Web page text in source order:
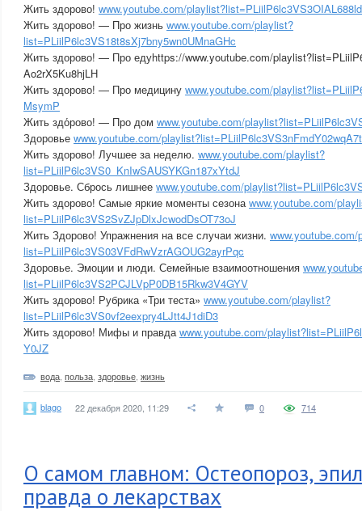
Жить здорово! www.youtube.com/
Жить здорово! — Про жизнь www.youtube.com/playlist?
list=PLiilP6lc3VS18t8sXj7bny5wn0UMnaGHc
Жить здорово! — Про едуhttps://www.youtube.com/
Ao2rX5Ku8hjLH
Жить здорово! — Про медицину www.youtube.com/
MsymP
Жить здо́рово! — Про дом www.youtube.com/
Здоровье www.youtube.com/
Жить здорово! Лучшее за неделю. www.youtube.com/playlist?
list=PLiilP6lc3VS0_KnIwSAUSYKGn187xYtdJ
Здоровье. Сбрось лишнее www.youtube.com/
Жить здорово! Самые яркие моменты сезонаwww.youtube.com/
list=PLiilP6lc3VS2SvZJpDlxJcwodDsOT73oJ
Жить Здорово! Упражнения на все случаи жизни. www.youtube.com/
list=PLiilP6lc3VS03VFdRwVzrAGOUG2ayrPqc
Здоровье. Эмоции и люди. Семейные взаимоотношения
list=PLiilP6lc3VS2PCJLVpP0DB15Rkw3V4GYV
Жить здорово! Рубрика «Три теста» www.youtube.com/playlist?
list=PLiilP6lc3VS0vf2eexpry4LJtt4J1diD3
Жить здорово! Мифы и правдаwww.youtube.com/
Y0JZ
вода польза здоровье жизнь
blago 22 декабря 2020, 11:29 0 714
О самом главном: Остеопороз,
правда о лекарствах